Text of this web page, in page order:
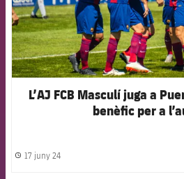
L’AJ FCB Masculí juga a
benèfic per a
label.share.clock
17 juny 24